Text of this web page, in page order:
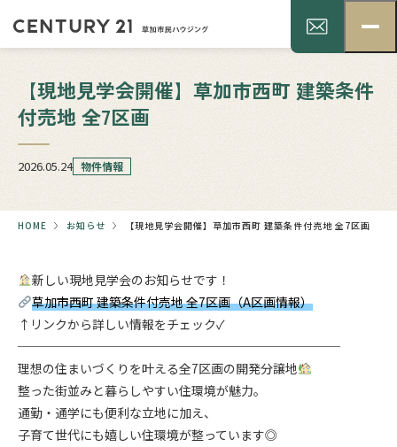
【現地見学会開催】草加市西町 建築条件
付売地 全7区画
2026.05.24 物件情報
HOME お知らせ 【現地見学会開催】草加市西町 建築条件付売地 全7区画
新しい現地見学会のお知らせです！
草加市西町 建築条件付売地 全7区画（A区画情報）
↑リンクから詳しい情報をチェック✓
──────────────────────────
理想の住まいづくりを叶える全7区画の開発分譲地
整った街並みと暮らしやすい住環境が魅力。
通勤・通学にも便利な立地に加え、
子育て世代にも嬉しい住環境が整っています◎